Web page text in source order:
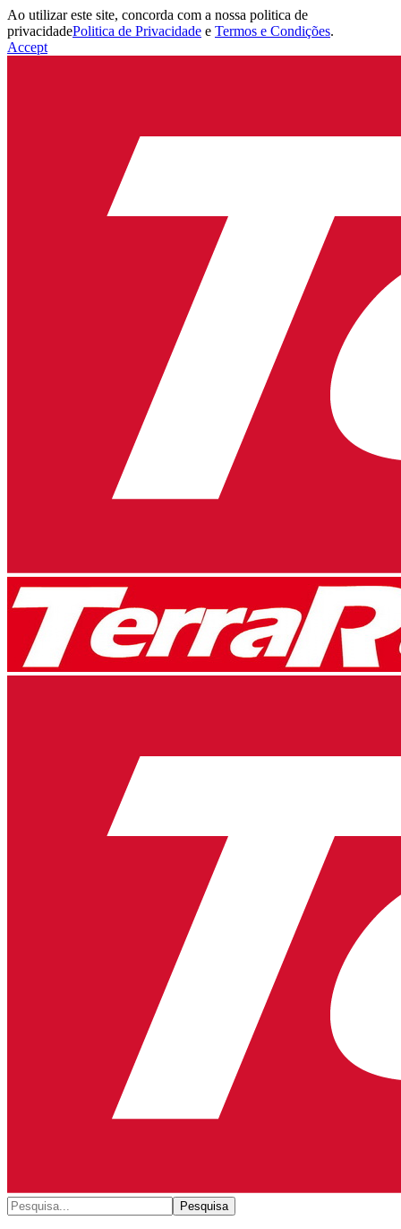
Ao utilizar este site, concorda com a nossa politica de
privacidadePolitica de Privacidade e Termos e Condições.
Accept